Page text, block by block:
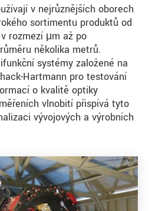
v nejrůznějších oborech
sortimentu produktů od
rozmezí μm až po
několika metrů.
systémy založené na
Hartmann pro testování
o kvalitě optiky
vlnobití přispívá tyto
vývojových a výrobních